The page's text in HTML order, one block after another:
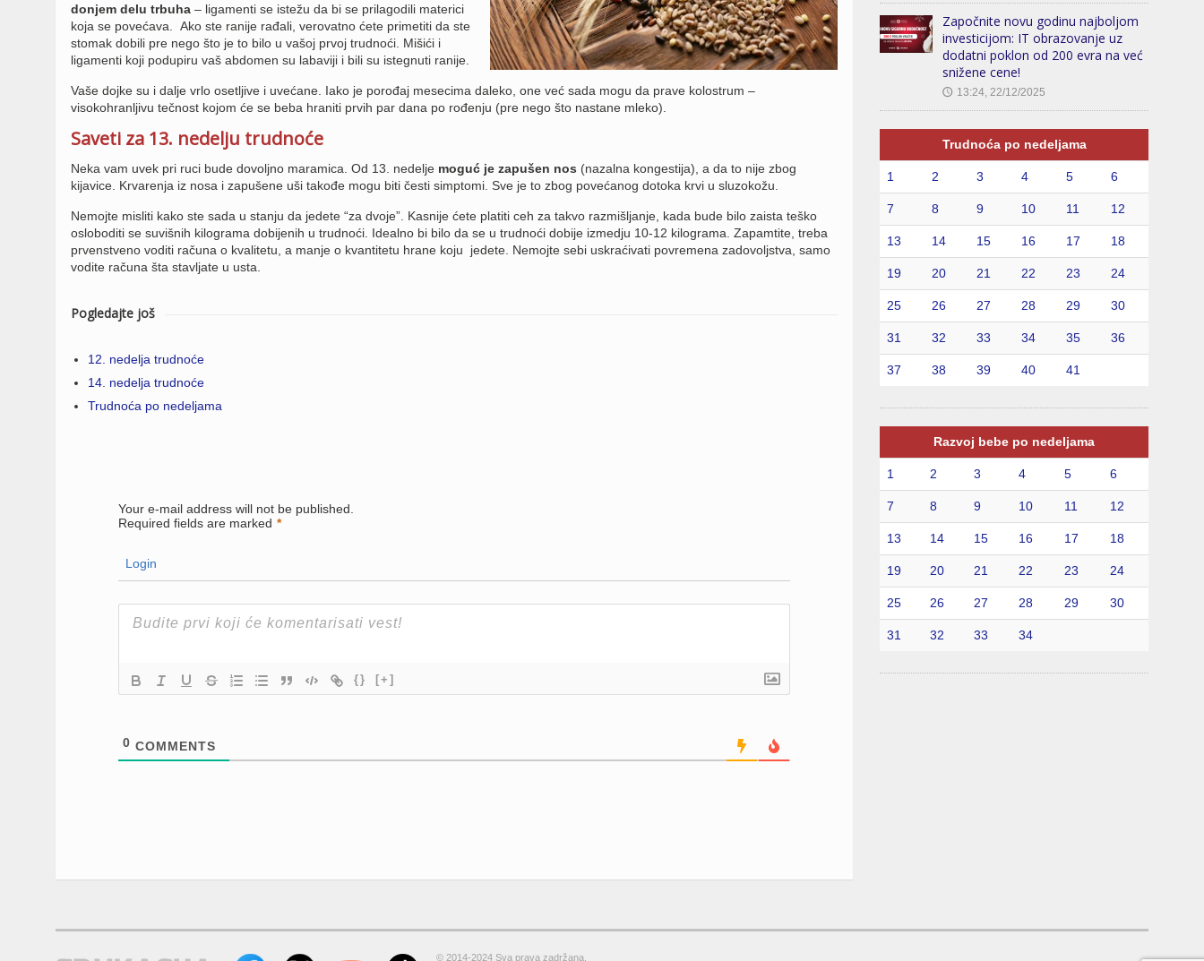
donjem delu trbuha – ligamenti se istežu da bi se prilagodili materici
koja se povećava. Ako ste ranije rađali, verovatno ćete primetiti da ste
stomak dobili pre nego što je to bilo u vašoj prvoj trudnoći. Mišići i
ligamenti koji podupiru vaš abdomen su labaviji i bili su istegnuti ranije.
Vaše dojke su i dalje vrlo osetljive i uvećane. Iako je porođaj mesecima daleko, one već sada mogu da prave kolostrum –
visokohranljivu tečnost kojom će se beba hraniti prvih par dana po rođenju (pre nego što nastane mleko).
Saveti za 13. nedelju trudnoće
Neka vam uvek pri ruci bude dovoljno maramica. Od 13. nedelje moguć je zapušen nos (nazalna kongestija), a da to nije zbog
kijavice. Krvarenja iz nosa i zapušene uši takođe mogu biti česti simptomi. Sve je to zbog povećanog dotoka krvi u sluzokožu.
Nemojte misliti kako ste sada u stanju da jedete “za dvoje”. Kasnije ćete platiti ceh za takvo razmišljanje, kada bude bilo zaista teško
osloboditi se suvišnih kilograma dobijenih u trudnoći. Idealno bi bilo da se u trudnoći dobije izmedju 10-12 kilograma. Zapamtite, treba
prvenstveno voditi računa o kvalitetu, a manje o kvantitetu hrane koju jedete. Nemojte sebi uskraćivati povremena zadovoljstva, samo
vodite računa šta stavljate u usta.
Pogledajte još
12. nedelja trudnoće
14. nedelja trudnoće
Trudnoća po nedeljama
Your e-mail address will not be published.
Required fields are marked *
Login
{} [+]
0 COMMENTS
Započnite novu godinu najboljom
investicijom: IT obrazovanje uz
dodatni poklon od 200 evra na već
snižene cene!
🕔 13:24, 22/12/2025
Trudnoća po nedeljama
1 2 3 4 5 6
7 8 9 10 11 12
13 14 15 16 17 18
19 20 21 22 23 24
25 26 27 28 29 30
31 32 33 34 35 36
37 38 39 40 41
Razvoj bebe po nedeljama
1 2 3 4 5 6
7 8 9 10 11 12
13 14 15 16 17 18
19 20 21 22 23 24
25 26 27 28 29 30
31 32 33 34
© 2014-2024 Sva prava zadržana.